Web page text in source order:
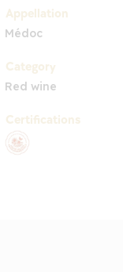
Appellation
Médoc
Category
Red wine
Certifications